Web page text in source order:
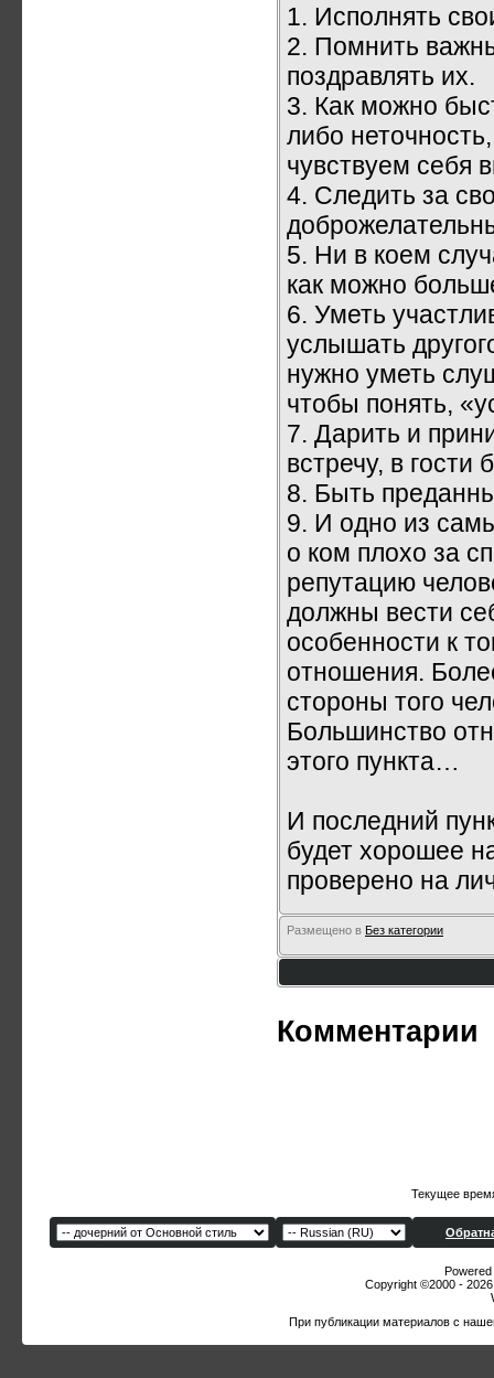
1. Исполнять
2. Помнить
поздравлять их.
3. Как можно
либо
чувствуем себя
4. Следить за
5. Ни в коем
как можно
6. Уметь
услышать
нужно уметь
чтобы понять,
7. Дарить и
встречу, в гости
8. Быть
9. И одно из
о ком плохо за
репутацию
должны вести
особенности к
отношения.
стороны того
Большинство
этого пункта…
И последний
будет хорошее
проверено на
Размещено в Без категории
Комментарии
Текущее
Copyright ©2000 -
При публикации материалов с